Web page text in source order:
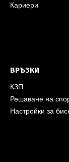
Кариери
ВРЪЗКИ
КЗП
Решаване на
Настройки за